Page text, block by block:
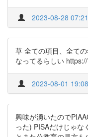
2023-08-28
草 全ての項目、全て
なってるらしい
2023-08-01
興味が湧いたので
った) PISAだけじゃな